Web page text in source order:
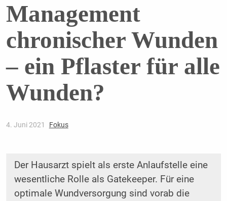
Management
chronischer Wunden
– ein Pflaster für alle
Wunden?
4. Juni 2021 Fokus
Der Hausarzt spielt als erste Anlaufstelle eine
wesentliche Rolle als Gatekeeper. Für eine
optimale Wundversorgung sind vorab die